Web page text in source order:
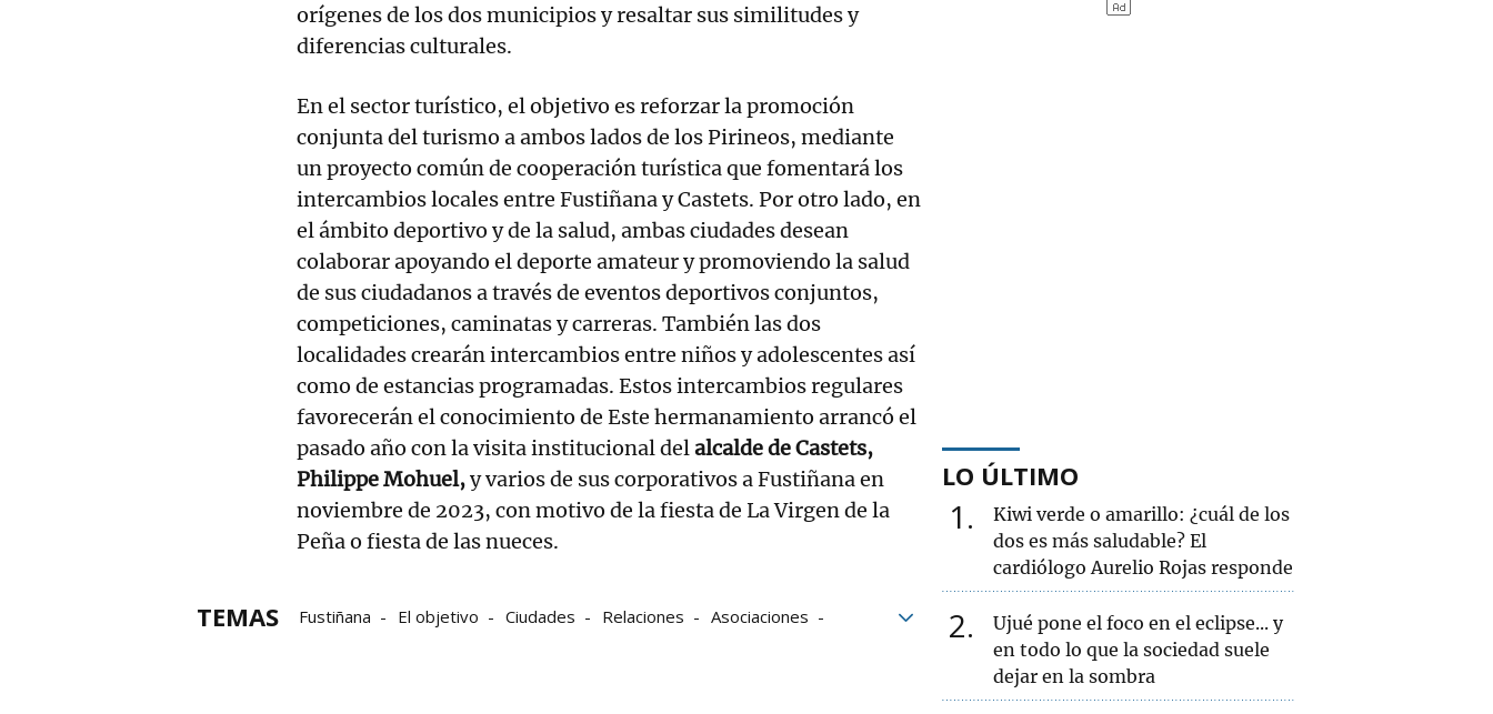
orígenes de los dos municipios y resaltar sus similitudes y
diferencias culturales.
En el sector turístico, el objetivo es reforzar la promoción
conjunta del turismo a ambos lados de los Pirineos, mediante
un proyecto común de cooperación turística que fomentará los
intercambios locales entre Fustiñana y Castets. Por otro lado, en
el ámbito deportivo y de la salud, ambas ciudades desean
colaborar apoyando el deporte amateur y promoviendo la salud
de sus ciudadanos a través de eventos deportivos conjuntos,
competiciones, caminatas y carreras. También las dos
localidades crearán intercambios entre niños y adolescentes así
como de estancias programadas. Estos intercambios regulares
favorecerán el conocimiento de Este hermanamiento arrancó el
pasado año con la visita institucional delalcalde de Castets,
Philippe Mohuel,y varios de sus corporativos a Fustiñana en
noviembre de 2023, con motivo de la fiesta de La Virgen de la
Peña o fiesta de las nueces.
TEMAS Fustiñana El objetivo Ciudades Relaciones
Asociaciones
LO ÚLTIMO
1
Kiwi verde o amarillo: ¿cuál de los
dos es más saludable? El
cardiólogo Aurelio Rojas responde
2
Ujué pone el foco en el eclipse... y
en todo lo que la sociedad suele
dejar en la sombra